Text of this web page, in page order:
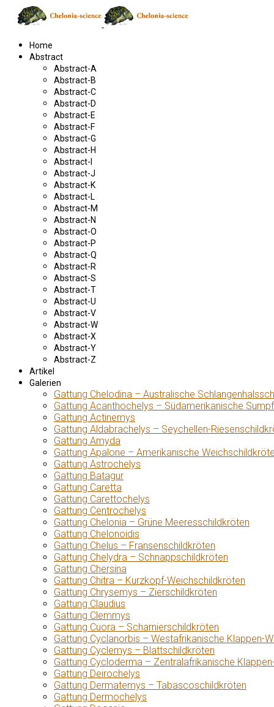
Home
Abstract
Abstract-A
Abstract-B
Abstract-C
Abstract-D
Abstract-E
Abstract-F
Abstract-G
Abstract-H
Abstract-I
Abstract-J
Abstract-K
Abstract-L
Abstract-M
Abstract-N
Abstract-O
Abstract-P
Abstract-Q
Abstract-R
Abstract-S
Abstract-T
Abstract-U
Abstract-V
Abstract-W
Abstract-X
Abstract-Y
Abstract-Z
Artikel
Galerien
Gattung Chelodina – Australische
Gattung Acanthochelys – Südamerikanische
Gattung Actinemys
Gattung Aldabrachelys – Seychellen-
Gattung Amyda
Gattung Apalone – Amerikanische
Gattung Astrochelys
Gattung Batagur
Gattung Caretta
Gattung Carettochelys
Gattung Centrochelys
Gattung Chelonia – Grüne Meeresschildkröten
Gattung Chelonoidis
Gattung Chelus – Fransenschildkröten
Gattung Chelydra – Schnappschildkröten
Gattung Chersina
Gattung Chitra – Kurzkopf-Weichschildkröten
Gattung Chrysemys – Zierschildkröten
Gattung Claudius
Gattung Clemmys
Gattung Cuora – Scharnierschildkröten
Gattung Cyclanorbis – Westafrikanische Klappen-
Gattung Cyclemys – Blattschildkröten
Gattung Cycloderma – Zentralafrikanische
Gattung Deirochelys
Gattung Dermatemys – Tabascoschildkröten
Gattung Dermochelys